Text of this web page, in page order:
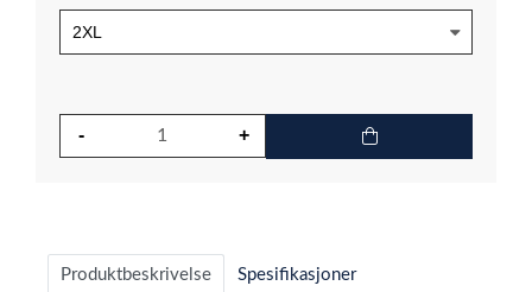
Produktbeskrivelse Spesifikasjoner